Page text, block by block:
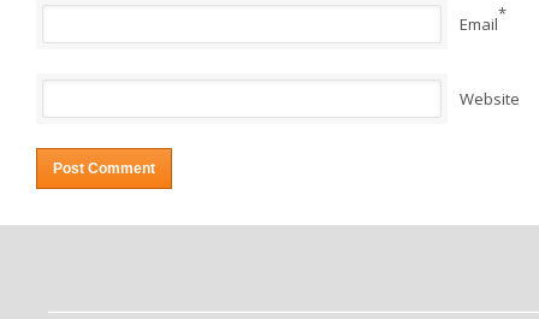
Email*
Website